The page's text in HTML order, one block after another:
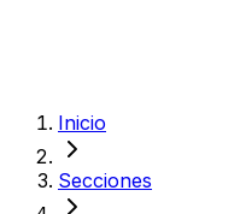
Inicio
Secciones